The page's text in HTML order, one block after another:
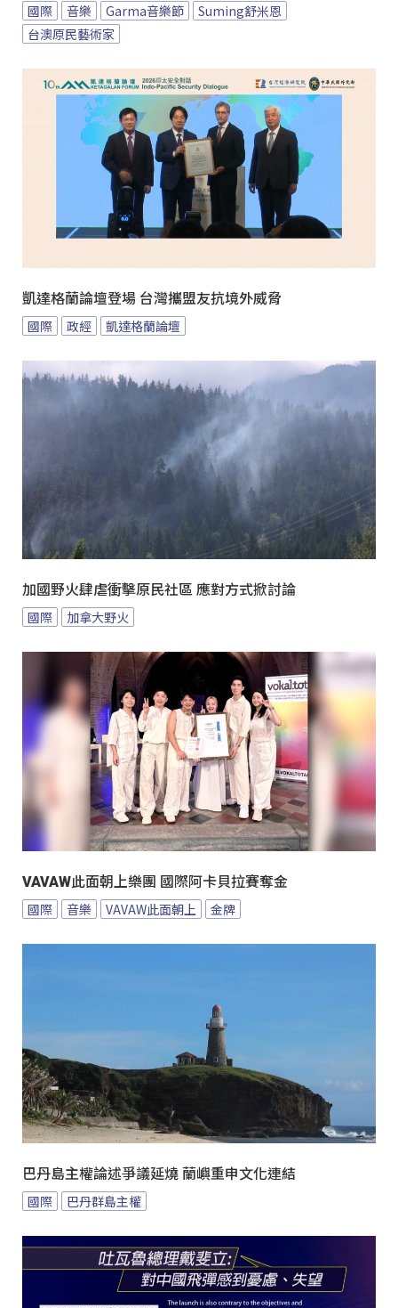
國際 音樂 Garma音樂節
Suming舒米恩
台澳原民藝術家
凱達格蘭論壇登場 台灣攜盟友抗境外威脅
國際 政經 凱達格蘭論壇
加國野火肆虐衝擊原民社區 應對方式掀討論
國際 加拿大野火
VAVAW此面朝上樂團 國際阿卡貝拉賽奪金
國際 音樂 VAVAW此面朝上 金牌
巴丹島主權論述爭議延燒 蘭嶼重申文化連結
國際 巴丹群島主權